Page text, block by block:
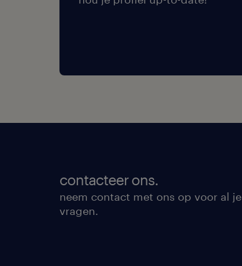
contacteer ons.
neem contact met ons op voor al je
vragen.